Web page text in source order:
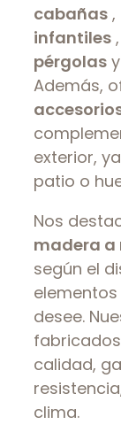
cabañas ,
infantiles ,
pérgolas y
Además,
exterior,
patio o
Nos
madera a
según el
desee.
calidad,
clima.